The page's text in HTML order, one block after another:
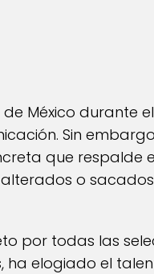
México durante
Sin
que respalde
o
por todas las
ha elogiado el